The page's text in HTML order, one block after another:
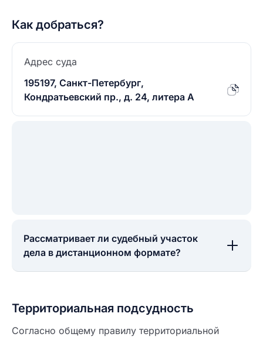
Как добраться?
Адрес суда
195197, Санкт-Петербург,
Кондратьевский пр., д. 24, литера А
Рассматривает ли судебный участок
дела в дистанционном формате?
Территориальная подсудность
Согласно общему правилу территориальной